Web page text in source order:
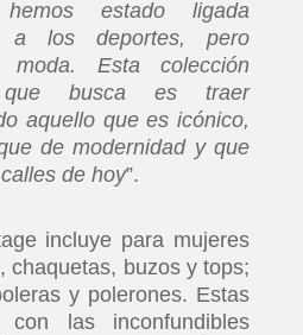
estado ligada
a los deportes, pero
Esta colección
busca es traer
aquello que es icónico,
de modernidad y que
de hoy”.
incluye para mujeres
chaquetas, buzos y tops;
y polerones. Estas
con las inconfundibles